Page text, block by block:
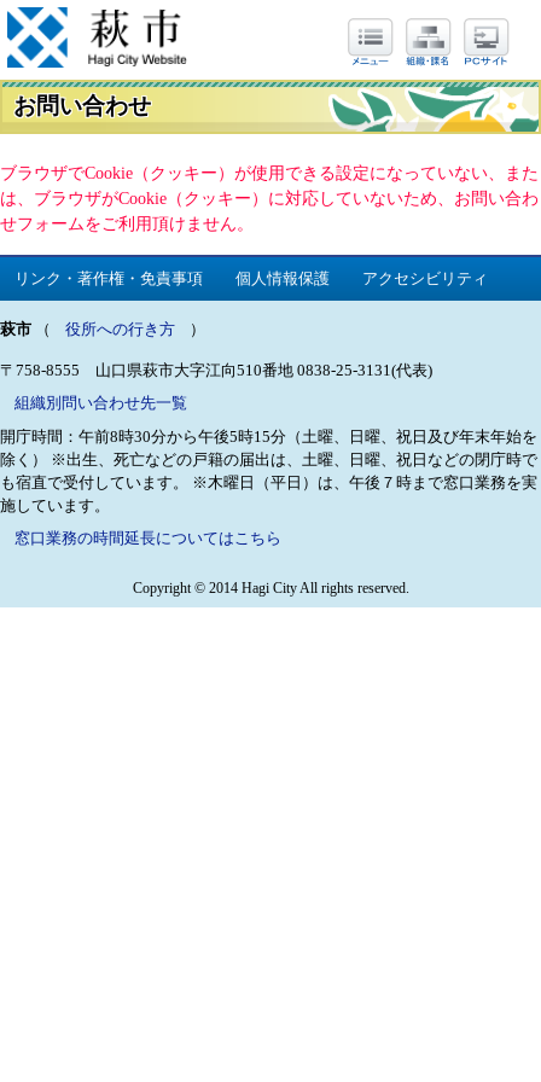
お問い合わせ
ブラウザでCookie（クッキー）が使用できる設定になっていない、また
は、ブラウザがCookie（クッキー）に対応していないため、お問い合わ
せフォームをご利用頂けません。
リンク・著作権・免責事項 個人情報保護 アクセシビリティ
萩市 （ 役所への行き方 ）
〒758-8555 山口県萩市大字江向510番地 0838-25-3131(代表)
組織別問い合わせ先一覧
開庁時間：午前8時30分から午後5時15分（土曜、日曜、祝日及び年末年始を
除く）
※出生、死亡などの戸籍の届出は、土曜、日曜、祝日などの閉庁時で
も宿直で受付しています。
※木曜日（平日）は、午後７時まで窓口業務を実
施しています。
窓口業務の時間延長についてはこちら
Copyright © 2014 Hagi City All rights reserved.